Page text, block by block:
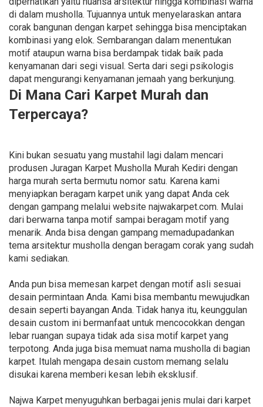
di dalam musholla. Tujuannya untuk menyelaraskan antara
corak bangunan dengan karpet sehingga bisa menciptakan
kombinasi yang elok. Sembarangan dalam menentukan
motif ataupun warna bisa berdampak tidak baik pada
kenyamanan dari segi visual. Serta dari segi psikologis
dapat mengurangi kenyamanan jemaah yang berkunjung.
Di Mana Cari Karpet Murah dan
Terpercaya?
Kini bukan sesuatu yang mustahil lagi dalam mencari
produsen Juragan Karpet Musholla Murah Kediri dengan
harga murah serta bermutu nomor satu. Karena kami
menyiapkan beragam karpet unik yang dapat Anda cek
dengan gampang melalui website najwakarpet.com. Mulai
dari berwarna tanpa motif sampai beragam motif yang
menarik. Anda bisa dengan gampang memadupadankan
tema arsitektur musholla dengan beragam corak yang sudah
kami sediakan.
Anda pun bisa memesan karpet dengan motif asli sesuai
desain permintaan Anda. Kami bisa membantu mewujudkan
desain seperti bayangan Anda. Tidak hanya itu, keunggulan
desain custom ini bermanfaat untuk mencocokkan dengan
lebar ruangan supaya tidak ada sisa motif karpet yang
terpotong. Anda juga bisa memuat nama musholla di bagian
karpet. Itulah mengapa desain custom memang selalu
disukai karena memberi kesan lebih eksklusif.
Najwa Karpet menyuguhkan berbagai jenis mulai dari karpet